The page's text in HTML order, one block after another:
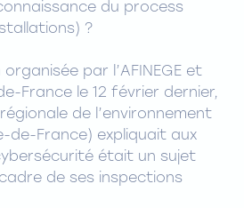
du process
?
par l’AFINEGE et
France le 12 février dernier,
régionale de l’environnement
de-France) expliquait aux
était un sujet
de ses inspections